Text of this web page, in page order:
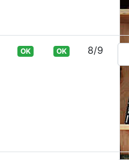
OK OK 8/9